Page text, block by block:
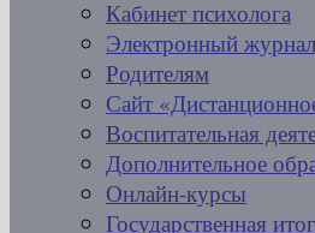
Кабинет психолога
Электронный журнал
Родителям
Сайт
Воспитательная
Дополнительное
Онлайн-курсы
Государственная